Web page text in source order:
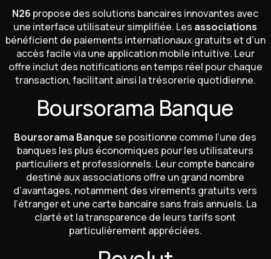
N26 propose des solutions bancaires innovantes avec
une interface utilisateur simplifiée. Les associations
bénéficient de paiements internationaux gratuits et d’un
accès facile via une application mobile intuitive. Leur
offre inclut des notifications en temps réel pour chaque
transaction, facilitant ainsi la trésorerie quotidienne.
Boursorama Banque
Boursorama Banque se positionne comme l’une des
banques les plus économiques pour les utilisateurs
particuliers et professionnels. Leur compte bancaire
destiné aux associations offre un grand nombre
d’avantages, notamment des virements gratuits vers
l’étranger et une carte bancaire sans frais annuels. La
clarté et la transparence de leurs tarifs sont
particulièrement appréciées.